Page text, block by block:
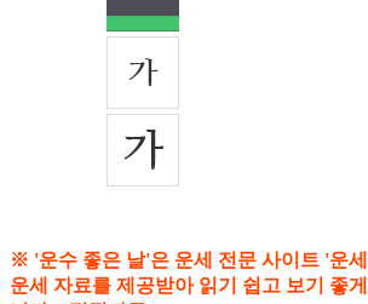
※ '운수 좋은 날'은 운세 전문 사이트 '운
운세 자료를 제공받아 읽기 쉽고 보기 좋